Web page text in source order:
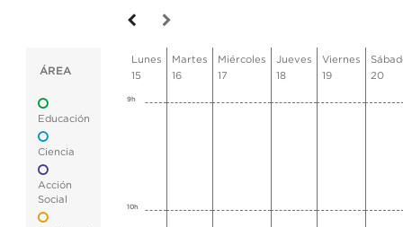
ÁREA
Educación
Ciencia
Acción
Social
Lunes
15
Martes
16
Miércoles
17
Jueves
18
Viernes
19
20
9h
10h